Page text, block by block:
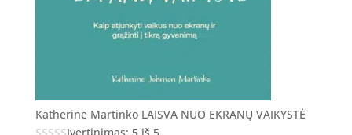
Katherine Martinko LAISVA NUO EKRANŲ VAIKYSTĖ